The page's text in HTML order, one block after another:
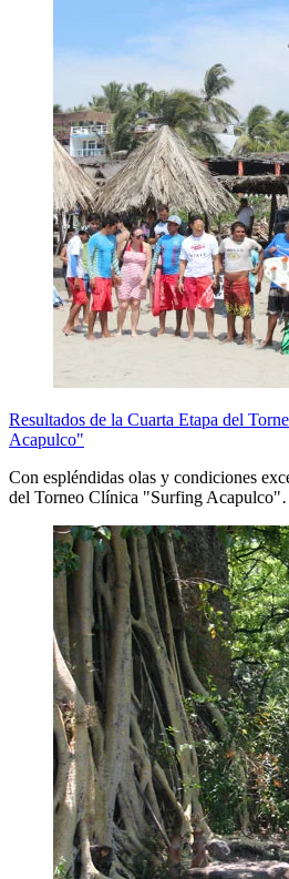
Resultados de la Cuarta Etapa del
Acapulco"
Con espléndidas olas y condiciones
del Torneo Clínica "Surfing